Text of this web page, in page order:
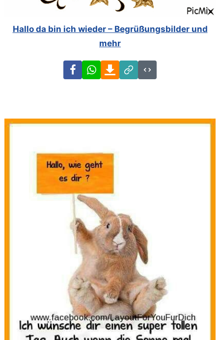
Hallo da bin ich wieder – Begrüßungsbilder und
mehr
FacebookWhatsAppDownload
Link
Code